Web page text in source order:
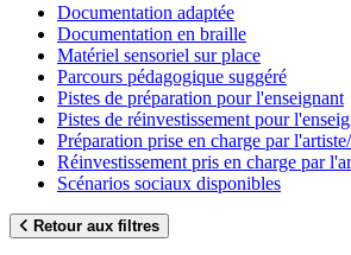
Documentation adaptée
Documentation en braille
Matériel sensoriel sur place
Parcours pédagogique suggéré
Pistes de préparation pour l'enseignant
Pistes de réinvestissement pour
Préparation prise en charge par
Réinvestissement pris en charge par
Scénarios sociaux disponibles
Retour aux filtres